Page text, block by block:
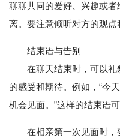
聊聊共同的爱好、兴趣或
离。要注意倾听对方的观点
结束语与告别
在聊天结束时，可以礼
的感受和期待。例如，“今
机会见面。”这样的结束语
在相亲第一次见面时